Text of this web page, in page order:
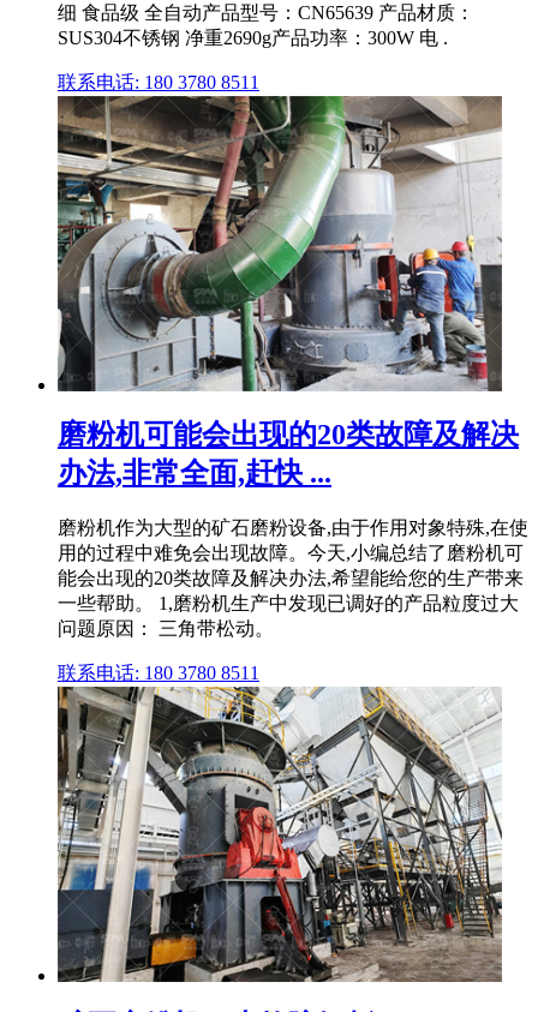
细 食品级 全自动产品型号：CN65639 产品材质：
SUS304不锈钢 净重2690g产品功率：300W 电 .
联系电话: 180 3780 8511
磨粉机可能会出现的20类故障及解决
办法,非常全面,赶快 ...
磨粉机作为大型的矿石磨粉设备,由于作用对象特殊,在使
用的过程中难免会出现故障。今天,小编总结了磨粉机可
能会出现的20类故障及解决办法,希望能给您的生产带来
一些帮助。 1,磨粉机生产中发现已调好的产品粒度过大
问题原因： 三角带松动。
联系电话: 180 3780 8511